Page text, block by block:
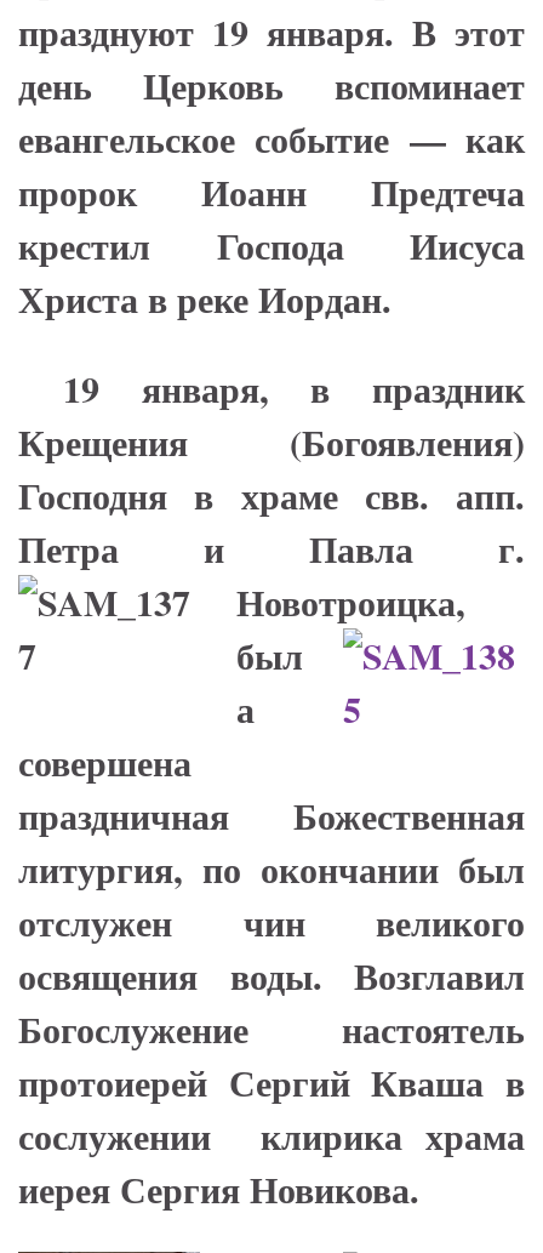
празднуют 19 января. В этот
день Церковь вспоминает
евангельское событие — как
пророк Иоанн Предтеча
крестил Господа Иисуса
Христа в реке Иордан.
19 января, в праздник
Крещения (Богоявления)
Господня в храме свв. апп.
Петра и Павла г.
Новотроицка,
был
а
совершена
праздничная Божественная
литургия, по окончании был
отслужен чин великого
освящения воды. Возглавил
Богослужение настоятель
протоиерей Сергий Кваша в
сослужении клирика храма
иерея Сергия Новикова.